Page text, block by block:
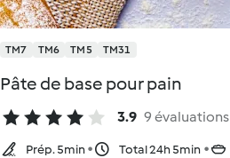
TM7 TM6 TM5 TM31
Pâte de base pour pain
3.9 9 évaluations
Prép. 5min Total 24h 5min